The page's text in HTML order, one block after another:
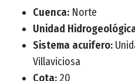
Cuenca: Norte
Unidad
Sistema acuifero:
Villaviciosa
Cota: 20